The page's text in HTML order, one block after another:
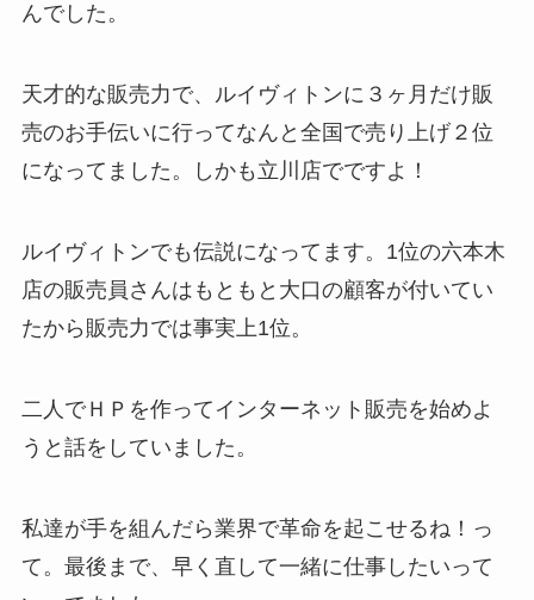
んでした。
天才的な販売力で、ルイヴィトンに３ヶ月だけ販
売のお手伝いに行ってなんと全国で売り上げ２位
になってました。しかも立川店でですよ！
ルイヴィトンでも伝説になってます。1位の六本木
店の販売員さんはもともと大口の顧客が付いてい
たから販売力では事実上1位。
二人でＨＰを作ってインターネット販売を始めよ
うと話をしていました。
私達が手を組んだら業界で革命を起こせるね！っ
て。最後まで、早く直して一緒に仕事したいって